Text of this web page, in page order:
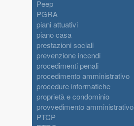
Peep
PGRA
piani attuativi
piano casa
prestazioni sociali
prevenzione incendi
procedimenti penali
procedimento amministrativo
procedure informatiche
proprietà e condominio
provvedimento amministrativo
PTCP